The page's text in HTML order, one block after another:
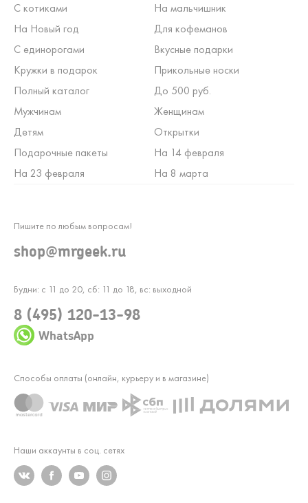
С котиками
На мальчишник
На Новый год
Для кофеманов
С единорогами
Вкусные подарки
Кружки в подарок
Прикольные носки
Полный каталог
До 500 руб.
Мужчинам
Женщинам
Детям
Открытки
Подарочные пакеты
На 14 февраля
На 23 февраля
На 8 марта
Будни: с 11 до 20, сб: 11 до 18, вс: выходной
8 (495) 120-13-98
WhatsApp
Пишите по любым вопросам!
shop@mrgeek.ru
Наши аккаунты в соц. сетях
Способы оплаты (онлайн, курьеру и в магазине)